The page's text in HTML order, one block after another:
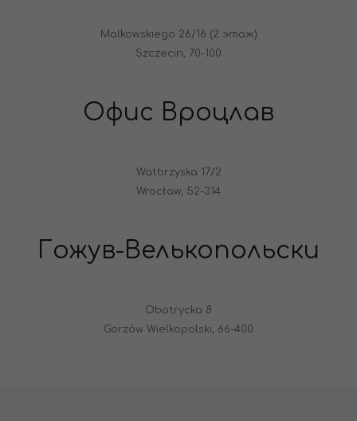
Malkowskiego 26/16 (2 этаж)
Szczecin, 70-100
Офис Вроцлав
Watbrzyska 17/2
Wrocław, 52-314
Гожув-Велькопольски
Obotrycka 8
Gorzów Wielkopolski, 66-400